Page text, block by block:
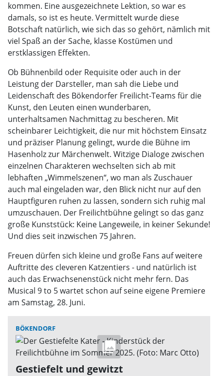
kommen. Eine ausgezeichnete Lektion, so war es
damals, so ist es heute. Vermittelt wurde diese
Botschaft natürlich, wie sich das so gehört, nämlich mit
viel Spaß an der Sache, klasse Kostümen und
erstklassigen Effekten.
Ob Bühnenbild oder Requisite oder auch in der
Leistung der Darsteller, man sah die Liebe und
Leidenschaft des Bökendorfer Freilicht-Teams für die
Kunst, den Leuten einen wunderbaren,
unterhaltsamen Nachmittag zu bescheren. Mit
scheinbarer Leichtigkeit, die nur mit höchstem Einsatz
und präziser Planung gelingt, wurde die Bühne im
Hasenholz zur Märchenwelt. Witzige Dialoge zwischen
einzelnen Charakteren wechselten sich ab mit
lebhaften „Wimmelszenen“, wo man als Zuschauer
auch mal eingeladen war, den Blick nicht nur auf den
Hauptfiguren ruhen zu lassen, sondern sich ruhig mal
umzuschauen. Der Freilichtbühne gelingt so das ganz
große Kunststück: Keine Langeweile, in keiner Sekunde!
Und dies seit inzwischen 75 Jahren.
Freuen dürfen sich kleine und große Fans auf weitere
Auftritte des cleveren Katzentiers - und natürlich ist
auch das Erwachsenenstück nicht mehr fern. Das
Musical 9 to 5 wartet schon auf seine eigene Premiere
am Samstag, 28. Juni.
BÖKENDORF
Gestiefelt und gewitzt